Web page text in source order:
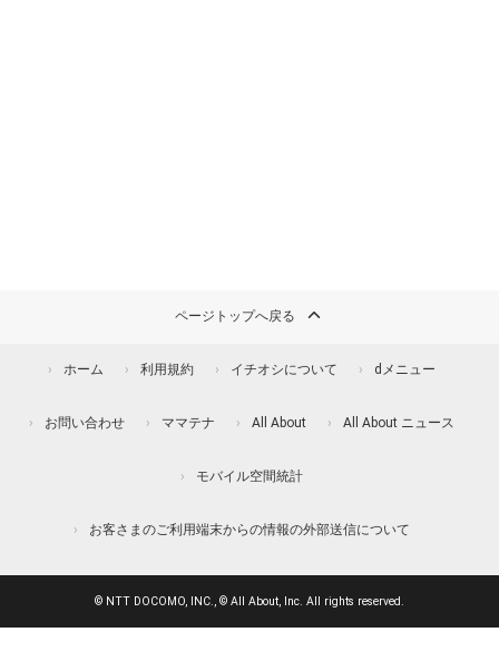
ページトップへ戻る
ホーム 利用規約 イチオシについて dメニュー
お問い合わせ ママテナ All About All About ニュース
モバイル空間統計
お客さまのご利用端末からの情報の外部送信について
© NTT DOCOMO, INC., © All About, Inc. All rights reserved.